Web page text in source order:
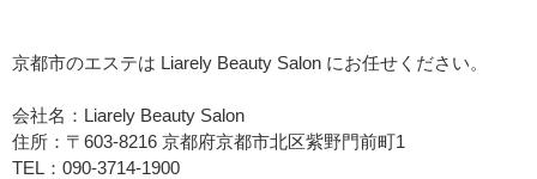
京都市のエステは Liarely Beauty Salon にお任せください。
会社名：Liarely Beauty Salon
住所：〒603-8216 京都府京都市北区紫野門前町1
TEL：090-3714-1900